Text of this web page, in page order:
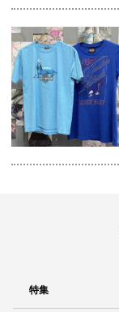
特集